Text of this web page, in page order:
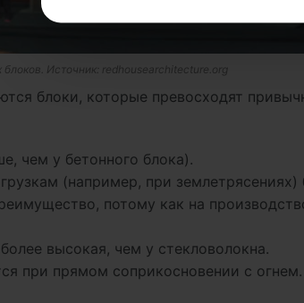
Источник: redhousearchitecture.org
блоки, которые превосходят
чем у бетонного блока).
(например, при землетрясениях)
потому как на
высокая, чем у стекловолокна.
при прямом соприкосновении с огнем.